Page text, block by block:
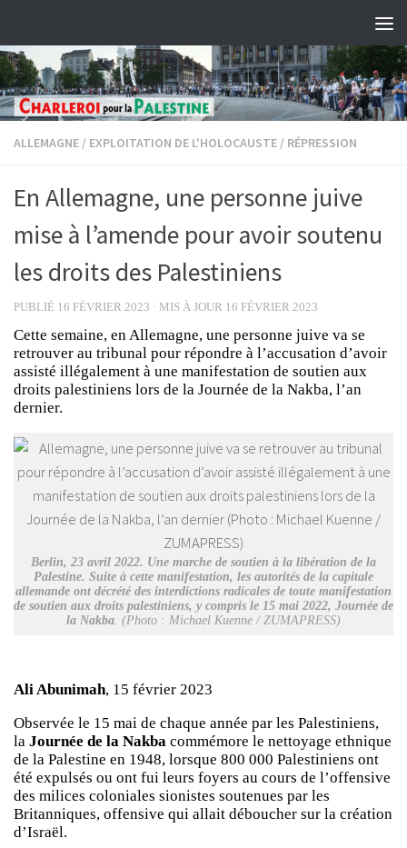
ALLEMAGNE / EXPLOITATION DE L'HOLOCAUSTE / RÉPRESSION
En Allemagne, une personne juive
mise à l’amende pour avoir soutenu
les droits des Palestiniens
PUBLIÉ 16 FÉVRIER 2023 · MIS À JOUR 16 FÉVRIER 2023
Cette semaine, en Allemagne, une personne juive va se
retrouver au tribunal pour répondre à l’accusation d’avoir
assisté illégalement à une manifestation de soutien aux
droits palestiniens lors de la Journée de la Nakba, l’an
dernier.
Berlin, 23 avril 2022. Une marche de soutien à la libération de la
Palestine. Suite à cette manifestation, les autorités de la capitale
allemande ont décrété des interdictions radicales de toute manifestation
de soutien aux droits palestiniens, y compris le 15 mai 2022, Journée de
la Nakba . (Photo : Michael Kuenne / ZUMAPRESS)
Ali Abunimah, 15 février 2023
Observée le 15 mai de chaque année par les Palestiniens,
la Journée de la Nakba commémore le nettoyage ethnique
de la Palestine en 1948, lorsque 800 000 Palestiniens ont
été expulsés ou ont fui leurs foyers au cours de l’offensive
des milices coloniales sionistes soutenues par les
Britanniques, offensive qui allait déboucher sur la création
d’Israël.